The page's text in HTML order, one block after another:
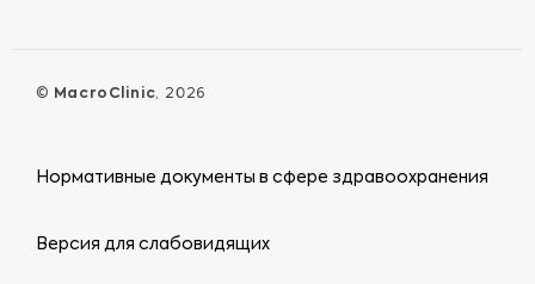
© MacroClinic, 2026
Нормативные документы в сфере здравоохранения
Версия для слабовидящих